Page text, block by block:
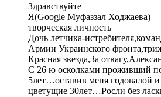
Здравствуйте
Я(Google Муфаззал Ходжаева)
творческая личность
Дочь летчика-
Армии Украинского
Красная звезда,За
С 26 ю осколками проживший
5лет…оставив меня годовалой и
цветущие 30лет…Росли без